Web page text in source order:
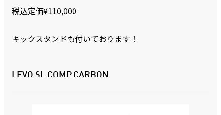
税込定価¥110,000
キックスタンドも付いております！
LEVO SL COMP CARBON